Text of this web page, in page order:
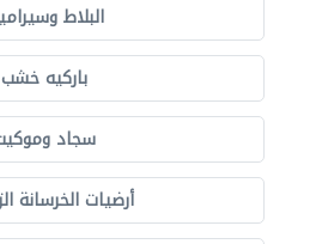
البلاط
باركيه خشب
سجاد
أرضيات الخرسانة